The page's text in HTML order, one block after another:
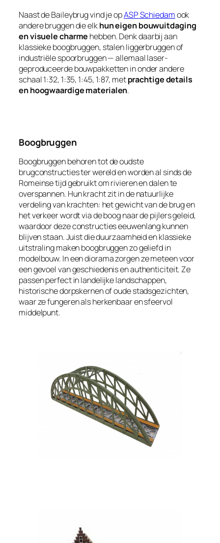
Naast de Baileybrug vind je opASP Schiedamook
andere bruggen die elkhun eigen bouwuitdaging
en visuele charme hebben. Denk daarbij aan
klassieke boogbruggen, stalen liggerbruggen of
industriële spoorbruggen — allemaal laser­
geproduceerde bouwpakketten in onder andere
schaal 1:32, 1:35, 1:45, 1:87, metprachtige details
en hoogwaardige materialen.
Boogbruggen
Boogbruggen behoren tot de oudste
brugconstructies ter wereld en worden al sinds de
Romeinse tijd gebruikt om rivieren en dalen te
overspannen. Hun kracht zit in de natuurlijke
verdeling van krachten: het gewicht van de brug en
het verkeer wordt via de boog naar de pijlers geleid,
waardoor deze constructies eeuwenlang kunnen
blijven staan. Juist die duurzaamheid en klassieke
uitstraling maken boogbruggen zo geliefd in
modelbouw. In een diorama zorgen ze meteen voor
een gevoel van geschiedenis en authenticiteit. Ze
passen perfect in landelijke landschappen,
historische dorpskernen of oude stadsgezichten,
waar ze fungeren als herkenbaar en sfeervol
middelpunt.